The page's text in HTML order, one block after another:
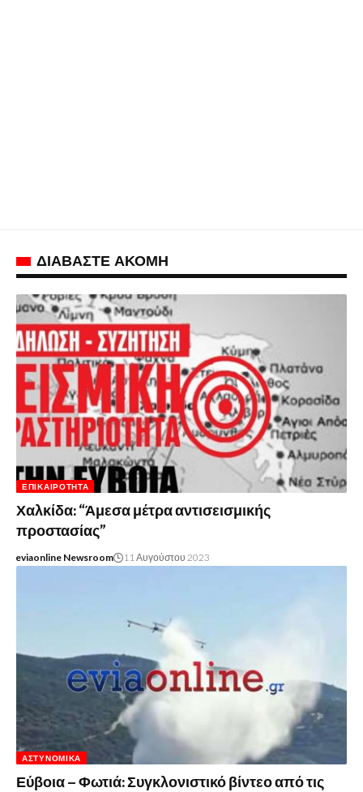
ΔΙΑΒΑΣΤΕ ΑΚΟΜΗ
ΕΠΙΚΑΙΡΌΤΗΤΑ
Χαλκίδα: “Άμεσα μέτρα αντισεισμικής
προστασίας”
eviaonline Newsroom 11 Αυγούστου 2023
ΑΣΤΥΝΟΜΙΚΆ
Εύβοια – Φωτιά: Συγκλονιστικό βίντεο από τις